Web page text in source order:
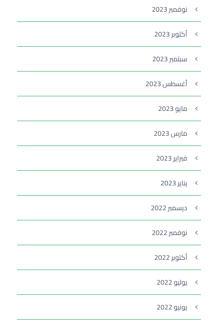
نوفمبر 2023
أكتوبر 2023
سبتمبر 2023
أغسطس 2023
مايو 2023
مارس 2023
فبراير 2023
يناير 2023
ديسمبر 2022
نوفمبر 2022
أكتوبر 2022
يوليو 2022
يونيو 2022